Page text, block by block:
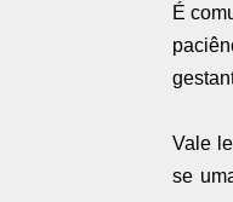
É
Vale
se